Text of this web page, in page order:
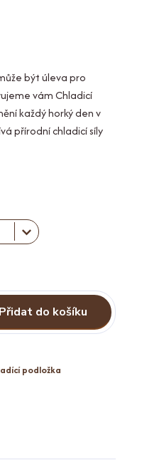
být úleva pro
vám Chladicí
každý horký den v
přírodní chladicí síly
Přidat do košíku
podložka